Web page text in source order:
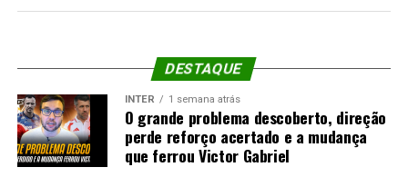
DESTAQUE
INTER 1 semana atrás
O grande problema descoberto, direção
perde reforço acertado e a mudança
que ferrou Victor Gabriel